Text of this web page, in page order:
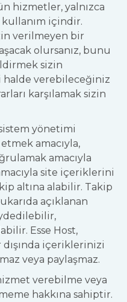
hizmetler, yalnızca
kullanım içindir.
verilmeyen bir
olursanız, bunu
sizin
halde verebileceğiniz
karşılamak sizin
yönetimi
amacıyla,
amacıyla
site içeriklerini
altına alabilir. Takip
açıklanan
Esse Host,
dışında içeriklerinizi
veya paylaşmaz.
verebilme veya
hakkına sahiptir.